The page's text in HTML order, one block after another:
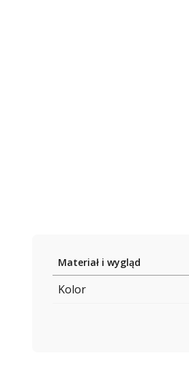
Materiał i wygląd
Kolor